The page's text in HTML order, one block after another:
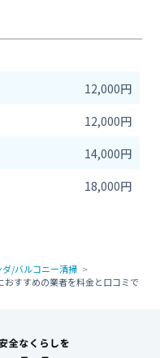
12,000円
12,000円
14,000円
18,000円
ダ/バルコニー清掃
すすめの業者を料金と口コミで